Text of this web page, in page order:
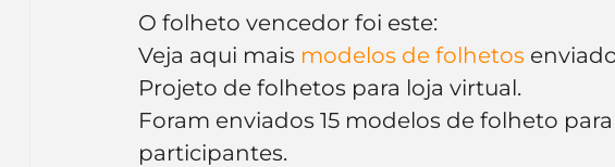
O folheto vencedor foi este:
Veja aqui mais modelos de folhetos
Projeto de folhetos para loja virtual.
Foram enviados 15 modelos de folheto
participantes.